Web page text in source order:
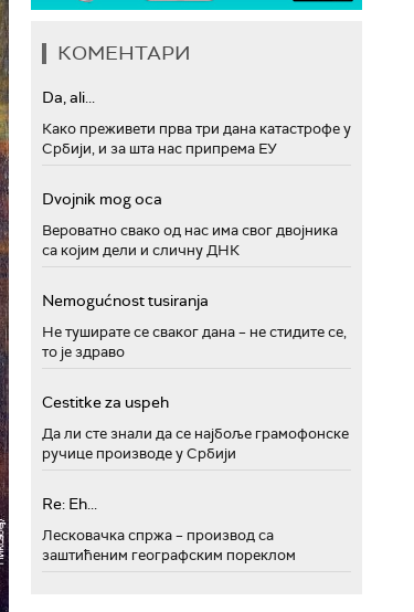
КОМЕНТАРИ
Da, ali...
Како преживети прва три дана катастрофе у
Србији, и за шта нас припрема ЕУ
Dvojnik mog oca
Вероватно свако од нас има свог двојника
са којим дели и сличну ДНК
Nemogućnost tusiranja
Не туширате се сваког дана – не стидите се,
то је здраво
Cestitke za uspeh
Да ли сте знали да се најбоље грамофонске
ручице производе у Србији
Re: Eh...
Лесковачка спржа – производ са
заштићеним географским пореклом